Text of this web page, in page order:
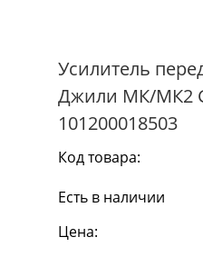
Усилитель
Джили МК/МК2
101200018503
Код товара:
Есть в наличии
Цена: